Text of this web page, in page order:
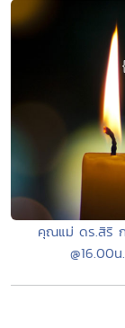
คุณแม่ ดร.สิริ ก
@16.00